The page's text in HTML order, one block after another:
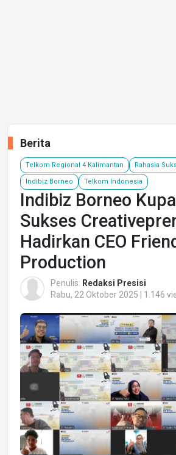
Berita
Telkom Regional 4 Kalimantan Rahasia
Indibiz Borneo Telkom Indonesia
Indibiz Borneo
Sukses
Hadirkan CEO
Production
Penulis: Redaksi Presisi
Rabu, 22 Oktober 2025 | 1.146